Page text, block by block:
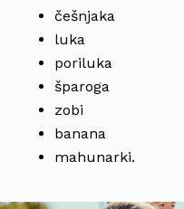
češnjaka
luka
poriluka
šparoga
zobi
banana
mahunarki.